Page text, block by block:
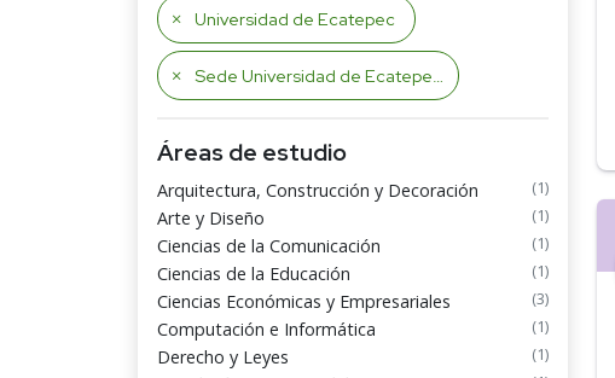
Universidad de Ecatepec
Sede Universidad de Ecatepec
Áreas de estudio
Arquitectura, Construcción y Decoración (1)
Arte y Diseño (1)
Ciencias de la Comunicación (1)
Ciencias de la Educación (1)
Ciencias Económicas y Empresariales (3)
Computación e Informática (1)
Derecho y Leyes (1)